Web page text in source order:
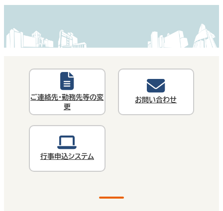
ご連絡先・勤務先等の変
更
お問い合わせ
行事申込システム